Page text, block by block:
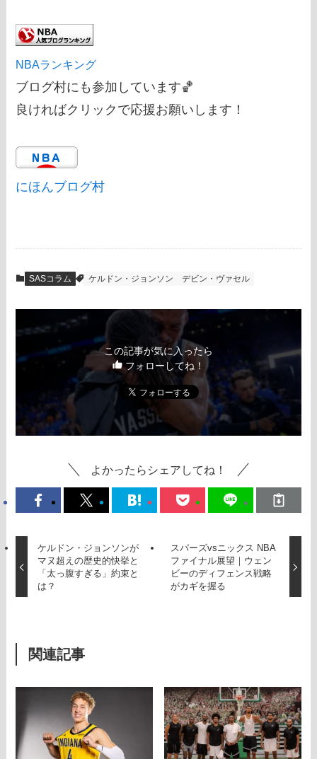
NBAランキング
ブログ村にも参加しています🏀
良ければクリックで応援お願いします！
にほんブログ村
SASコラム ケルドン・ジョンソン デビン・ヴァセル
この記事が気に入ったら
フォローしてね！
よかったらシェアしてね！
ケルドン・ジョンソンが
マヌ超えの歴史的快挙と
「太っ腹すぎる」約束と
は？
スパーズvsニックス NBA
ファイナル展望｜ウェン
ビーのディフェンス戦略
がカギを握る
関連記事